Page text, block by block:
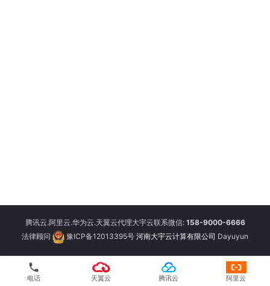
腾讯云.阿里云.华为云.天翼云代理大宇云联系微信: 158-9000-6666
法律顾问
豫ICP备12013395号 河南大宇云计算有限公司 Dayuyun
phone
电话 天翼云 腾讯云 阿里云